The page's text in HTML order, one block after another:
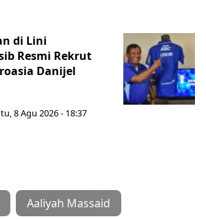
di Lini
Resmi Rekrut
Danijel
8 Agu 2026 - 18:37
Aaliyah Massaid